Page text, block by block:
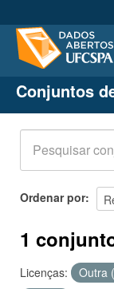
Conjuntos de
Organizações
Grupos
Sobre
Conjuntos
Ordenar por
1
Licenças: Outra